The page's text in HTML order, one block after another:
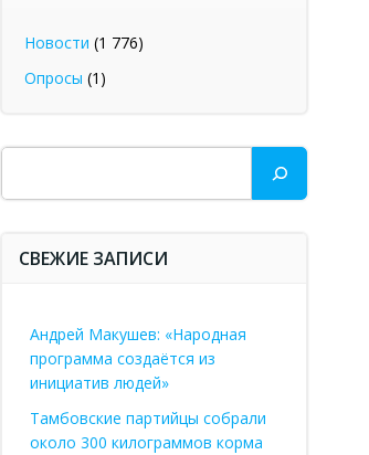
Новости (1 776)
Опросы (1)
Поиск
СВЕЖИЕ ЗАПИСИ
Андрей Макушев: «Народная
программа создаётся из
инициатив людей»
Тамбовские партийцы собрали
около 300 килограммов корма